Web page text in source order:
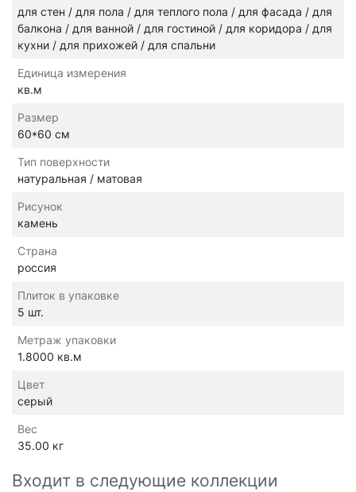
для стен / для пола / для теплого пола / для фасада / для
балкона / для ванной / для гостиной / для коридора / для
кухни / для прихожей / для спальни
Единица измерения
кв.м
Размер
60*60 см
Тип поверхности
натуральная / матовая
Рисунок
камень
Страна
россия
Плиток в упаковке
5 шт.
Метраж упаковки
1.8000 кв.м
Цвет
серый
Вес
35.00 кг
Входит в следующие коллекции